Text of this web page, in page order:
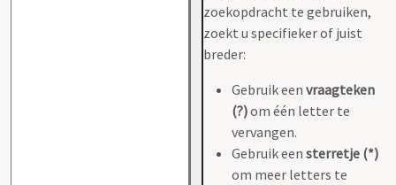
zoekopdracht te gebruiken,
zoekt u specifieker of juist
breder:
Gebruik een vraagteken
(?)om één letter te
vervangen.
Gebruik een sterretje (*)
om meer letters te